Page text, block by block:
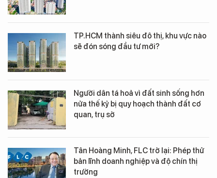
TP.HCM thành siêu đô thị, khu vực nào
sẽ đón sóng đầu tư mới?
Người dân tá hoả vì đất sinh sống hơn
nửa thế kỷ bị quy hoạch thành đất cơ
quan, trụ sở
Tân Hoàng Minh, FLC trở lại: Phép thử
bản lĩnh doanh nghiệp và độ chín thị
trường